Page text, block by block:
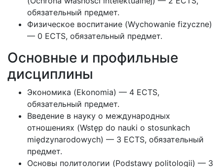
обязательный предмет.
Физическое воспитание (Wychowanie fizyczne)
— 0 ECTS, обязательный предмет.
Основные и профильные
дисциплины
Экономика (Ekonomia) — 4 ECTS,
обязательный предмет.
Введение в науку о международных
отношениях (Wstęp do nauki o stosunkach
międzynarodowych) — 3 ECTS, обязательный
предмет.
Основы политологии (Podstawy politologii) — 3